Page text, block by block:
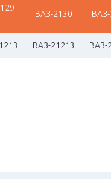
ВАЗ-2130
ВАЗ-21213 ВАЗ-